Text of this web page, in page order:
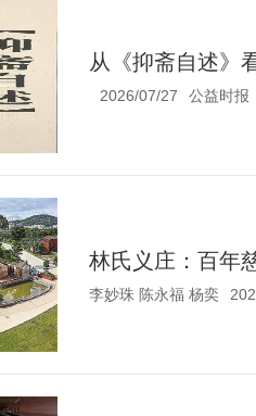
从《抑斋自述》
2026/07/27 公益时报
林氏义庄：百年
李妙珠 陈永福 杨奕